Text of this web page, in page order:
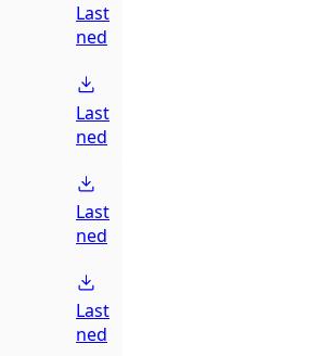
Last
ned
Last
ned
Last
ned
Last
ned